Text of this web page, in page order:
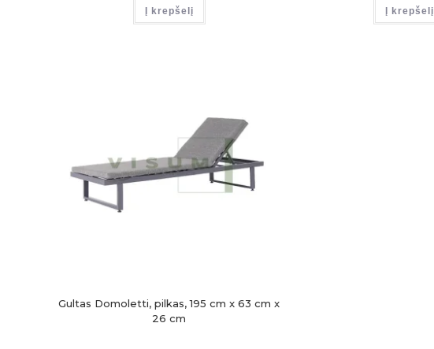
Į krepšelį Į krepšelį
Gultas Domoletti, pilkas, 195 cm x 63 cm x
26 cm